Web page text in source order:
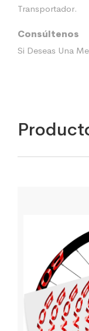
Transportador.
Consúltenos
Si Deseas Una